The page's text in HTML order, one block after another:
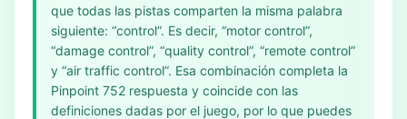
que todas las pistas comparten la misma palabra
siguiente: “control”. Es decir, “motor control”,
“damage control”, “quality control”, “remote control”
y “air traffic control”. Esa combinación completa la
Pinpoint 752 respuesta y coincide con las
definiciones dadas por el juego, por lo que puedes